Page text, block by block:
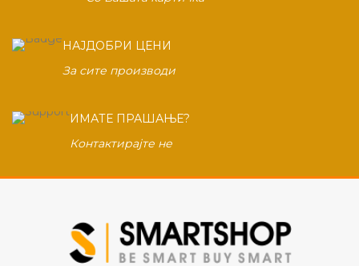
НАЈДОБРИ ЦЕНИ
За сите производи
ИМАТЕ ПРАШАЊЕ?
Контактирајте не